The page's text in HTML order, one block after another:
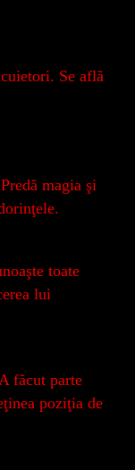
Se află
magia şi
toate
lui
făcut parte
poziţia de